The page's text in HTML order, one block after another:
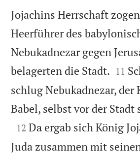
Jojachins Herrschaft
Heerführer des
Nebukadnezar gegen
belagerten die Stadt. 

11
schlug Nebukadnezar, der
Babel, selbst vor der Stadt

12 Da ergab sich König
Juda zusammen mit